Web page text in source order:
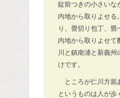
錠前つきの小さいな
内地から取りよせる
り、畳切り包丁、
内地から取りよせて
川と鎮南浦と新義
けです。
ところが仁川方
というものは人が